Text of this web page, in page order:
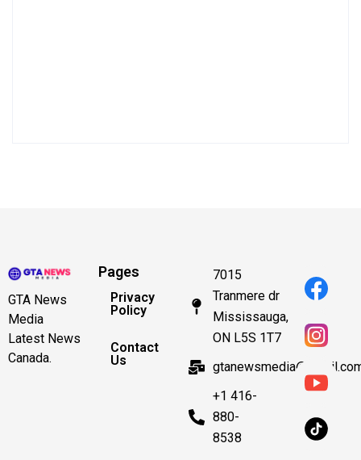
GTA News
Media
Latest News
Canada.
Pages
Privacy
Policy
Contact
Us
7015
Tranmere dr
Mississauga,
ON L5S 1T7
+1 416-
880-
8538